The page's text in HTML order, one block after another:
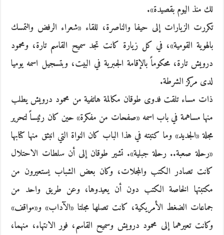
لك منذ اليوم بقصيدة».
تكررت الزيارات إلى حيفا والناصرة، للقاء «شعراء الرفض والتمسك
بالهوية القومية»، في كل زيارة كانت تجد سميح القاسم تارة، ومحمود
درويش تارة، محكوماً بالإقامة الجبرية في البيت، وبتسجيل اسمه يوميا
لدى مركز الشرطة.
ذات مساء تلقت فدوى طوقان مكالمة هاتفية من محمود درويش يطلب
منها مساهمة في باب اسمه «صفحات من مفكرة» حين كان رئيساً لتحرير
مجلة «الجديد» وما كتبته في هذا الباب كان النواة التي انبثق منها كتابها
«رحلة صعبة.. رحلة جبلية». تشير طوقان إلى أن سلطات الاحتلال
كانت تصادر الكتب والمجلات، وكان بعض الشباب يستعيرون من
مكتبتها الخاصة الكتب دون أن يعيدوها، وعن طريق واحد من
جماعات الضغط الأمريكية، كانت تصلها مجلتا «الآداب» و«مواقف»
وكانت تعيرهما إلى محمود درويش وسميح القاسم، فور الانتهاء، منهما،